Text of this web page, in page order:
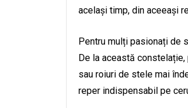
același timp, din aceeași
Pentru mulți pasionați de
De la această
sau roiuri de stele mai
reper indispensabil pe